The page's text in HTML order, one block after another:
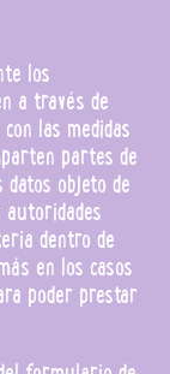
los
a través de
las medidas
partes de
objeto de
dentro de
en los casos
poder prestar